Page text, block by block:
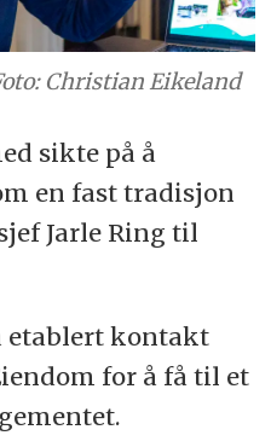
Christian Eikeland
sikte på å
en fast tradisjon
Jarle Ring til
etablert kontakt
for å få til et